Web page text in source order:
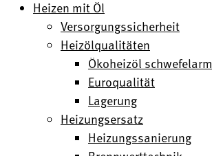
Heizen mit Öl
Versorgungssicherheit
Heizölqualitäten
Ökoheizöl schwefelarm
Euroqualität
Lagerung
Heizungsersatz
Heizungssanierung